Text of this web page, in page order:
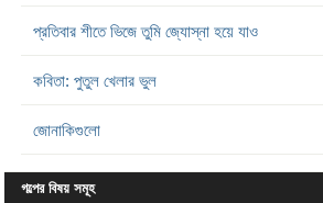
প্রতিবার শীতে ভিজে তুমি জ্যোস্না হয়ে যাও
কবিতা: পুতুল খেলার ভুল
জোনাকিগুলো
গল্পের বিষয় সমূহ